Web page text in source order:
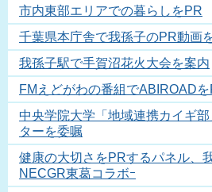
市内東部エリアでの暮らしをPR
千葉県本庁舎で我孫子のPR動画
我孫子駅で手賀沼花火大会を案内
FMえどがわの番組でABIROAD
中央学院大学「地域連携カイギ
ターを委嘱
健康の大切さをPRするパネル、
NECGR東葛コラボｰ